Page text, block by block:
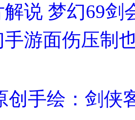
说 梦幻69剑
手游面伤压制
创手绘：剑侠